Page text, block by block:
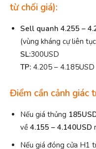
từ chối giá):
Sell quanh 4.255 –
(vùng kháng cự liên
SL:300USD
TP: 4.205 – 4.185USD
Điểm cần cảnh giác
Nếu giá thủng 185
về 4.155 – 4.140USD
Nếu giá đóng cửa H1